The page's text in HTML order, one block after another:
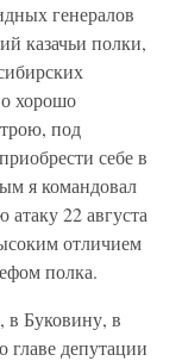
генералов
казачьи полки,
хорошо
под
себе в
я командовал
атаку 22 августа
отличием
полка.
в Буковину, в
главе депутации